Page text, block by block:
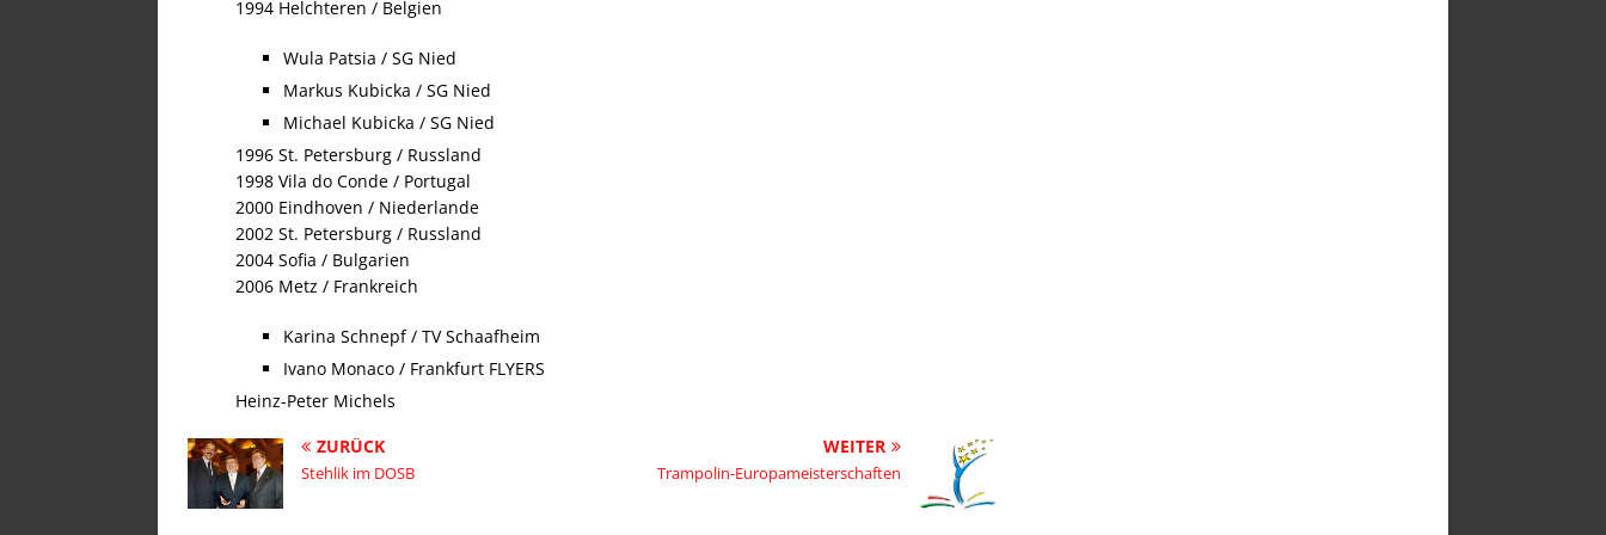
1994 Helchteren / Belgien
Wula Patsia / SG Nied
Markus Kubicka / SG Nied
Michael Kubicka / SG Nied
1996 St. Petersburg / Russland
1998 Vila do Conde / Portugal
2000 Eindhoven / Niederlande
2002 St. Petersburg / Russland
2004 Sofia / Bulgarien
2006 Metz / Frankreich
Karina Schnepf / TV Schaafheim
Ivano Monaco / Frankfurt FLYERS
Heinz-Peter Michels
ZURÜCK
Stehlik im DOSB
WEITER
Trampolin-Europameisterschaften